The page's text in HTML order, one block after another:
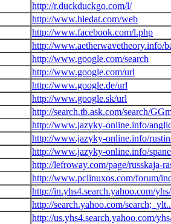
http://r.duckduckgo.com/l/
http://www.hledat.com/web
http://www.facebook.com/l.php
http://www.aetherwavetheory.info/
http://www.google.com/search
http://www.google.com/url
http://www.google.de/url
http://www.google.sk/url
http://search.tb.ask.com/search/
http://www.jazyky-online.info/
http://www.jazyky-online.info/
http://www.jazyky-online.info/
http://lefroway.com/page/russkaja-
http://www.pclinuxos.com/forum/
http://in.yhs4.search.yahoo.com/
http://search.yahoo.com/
http://us.yhs4.search.yahoo.com/